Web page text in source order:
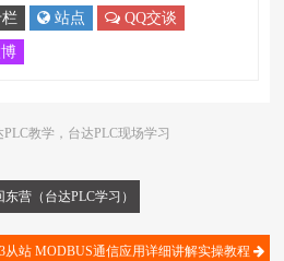
站点 QQ交谈
PLC教学 ， 台达PLC现场学习
营（台达PLC学习）
从站 MODBUS通信应用详细讲解实操教程